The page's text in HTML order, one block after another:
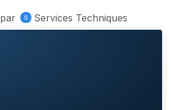
par Services Techniques